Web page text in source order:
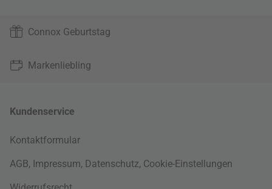
Connox Geburtstag
Markenliebling
Kundenservice
Kontaktformular
AGB, Impressum, Datenschutz, Cookie-Einstellungen